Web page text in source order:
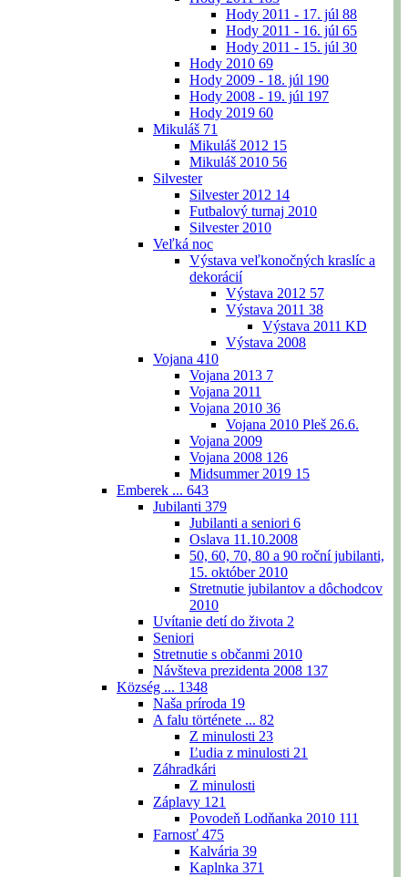
Hody 2011 - 17. júl 88
Hody 2011 - 16. júl 65
Hody 2011 - 15. júl 30
Hody 2010 69
Hody 2009 - 18. júl 190
Hody 2008 - 19. júl 197
Hody 2019 60
Mikuláš 71
Mikuláš 2012 15
Mikuláš 2010 56
Silvester
Silvester 2012 14
Futbalový turnaj 2010
Silvester 2010
Veľká noc
Výstava veľkonočných kraslíc a
dekorácií
Výstava 2012 57
Výstava 2011 38
Výstava 2011 KD
Výstava 2008
Vojana 410
Vojana 2013 7
Vojana 2011
Vojana 2010 36
Vojana 2010 Pleš 26.6.
Vojana 2009
Vojana 2008 126
Midsummer 2019 15
Emberek ... 643
Jubilanti 379
Jubilanti a seniori 6
Oslava 11.10.2008
50, 60, 70, 80 a 90 roční jubilanti,
15. október 2010
Stretnutie jubilantov a dôchodcov
2010
Uvítanie detí do života 2
Seniori
Stretnutie s občanmi 2010
Návšteva prezidenta 2008 137
Község ... 1348
Naša príroda 19
A falu története ... 82
Z minulosti 23
Ľudia z minulosti 21
Záhradkári
Z minulosti
Záplavy 121
Povodeň Lodňanka 2010 111
Farnosť 475
Kalvária 39
Kaplnka 371